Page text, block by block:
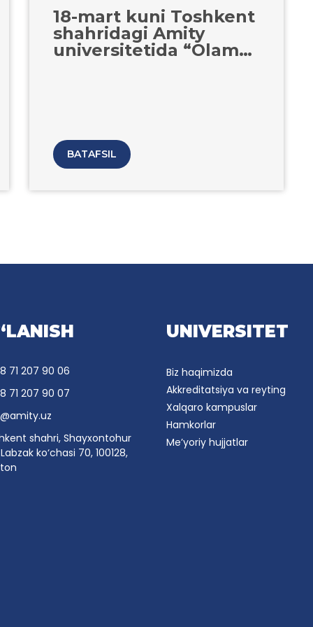
18-mart kuni Toshkent
shahridagi Amity
universitetida “Olam
BATAFSIL
71 207 90 06
71 207 90 07
shahri, Shayxontohur
ko‘chasi 70, 100128,
UNIVERSITET
Biz haqimizda
Akkreditatsiya va reyting
Xalqaro kampuslar
Hamkorlar
Me’yoriy hujjatlar